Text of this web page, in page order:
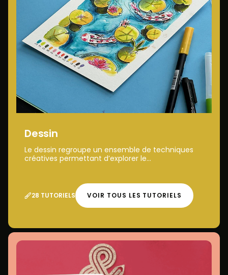
Dessin
Le dessin regroupe un ensemble de techniques
créatives permettant d’explorer le...
28 TUTORIELS VOIR TOUS LES TUTORIELS